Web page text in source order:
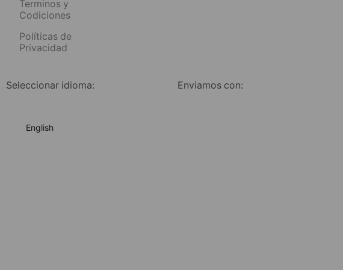
Terminos y
Codiciones
Políticas de
Privacidad
Seleccionar idioma:
English
Enviamos con: